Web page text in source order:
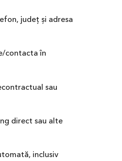
județ și adresa
contacta în
sau
direct sau alte
inclusiv